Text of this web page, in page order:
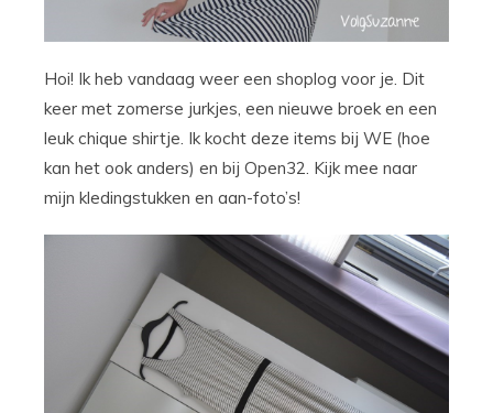
Hoi! Ik heb vandaag weer een shoplog voor je. Dit
keer met zomerse jurkjes, een nieuwe broek en een
leuk chique shirtje. Ik kocht deze items bij WE (hoe
kan het ook anders) en bij Open32. Kijk mee naar
mijn kledingstukken en aan-foto’s!